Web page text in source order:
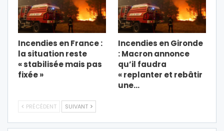
Incendies en France :
la situation reste
« stabilisée mais pas
fixée »
Incendies en Gironde
: Macron annonce
qu’il faudra
« replanter et rebâtir
une…
PRÉCÉDENT SUIVANT